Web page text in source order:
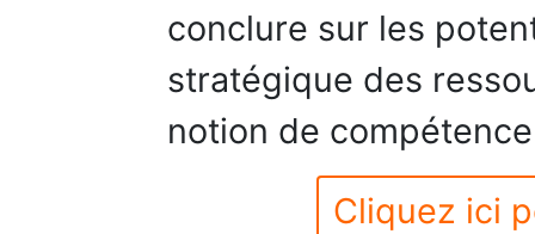
conclure sur les
stratégique des
notion de
Cliquez ici